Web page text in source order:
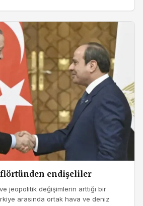
endişeliler
jeopolitik değişimlerin arttığı bir
arasında ortak hava ve deniz